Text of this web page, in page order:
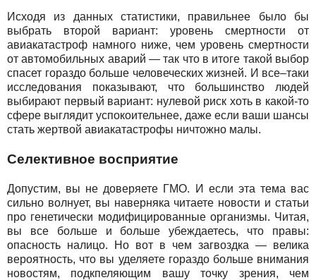
Исходя из данных статистики, правильнее было бы
выбрать второй вариант: уровень смертности от
авиакатастроф намного ниже, чем уровень смертности
от автомобильных аварий — так что в итоге такой выбор
спасет гораздо больше человеческих жизней. И все–таки
исследования показывают, что большинство людей
выбирают первый вариант: нулевой риск хоть в какой-то
сфере выглядит успокоительнее, даже если ваши шансы
стать жертвой авиакатастрофы ничтожно малы.
Селективное восприятие
Допустим, вы не доверяете ГМО. И если эта тема вас
сильно волнует, вы наверняка читаете новости и статьи
про генетически модифицированные организмы. Читая,
вы все больше и больше убеждаетесь, что правы:
опасность налицо. Но вот в чем загвоздка — велика
вероятность, что вы уделяете гораздо больше внимания
новостям, подкпеляющим вашу точку зрения, чем